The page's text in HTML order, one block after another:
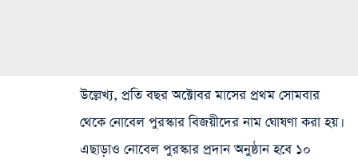
উল্লেখ্য, প্রতি বছর অক্টোবর মাসের প্রথম সোমবার
থেকে নোবেল পুরস্কার বিজয়ীদের নাম ঘোষণা করা হয়।
এছাড়াও নোবেল পুরস্কার প্রদান অনুষ্ঠান হবে ১০